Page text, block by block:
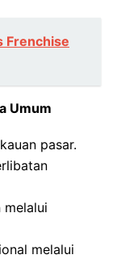
Frenchise
Umum
pasar.
melalui
melalui